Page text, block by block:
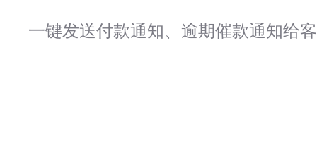
一键发送付款通知、逾期催款通知给